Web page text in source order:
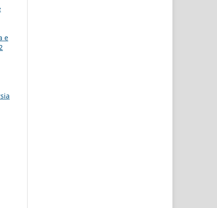
e